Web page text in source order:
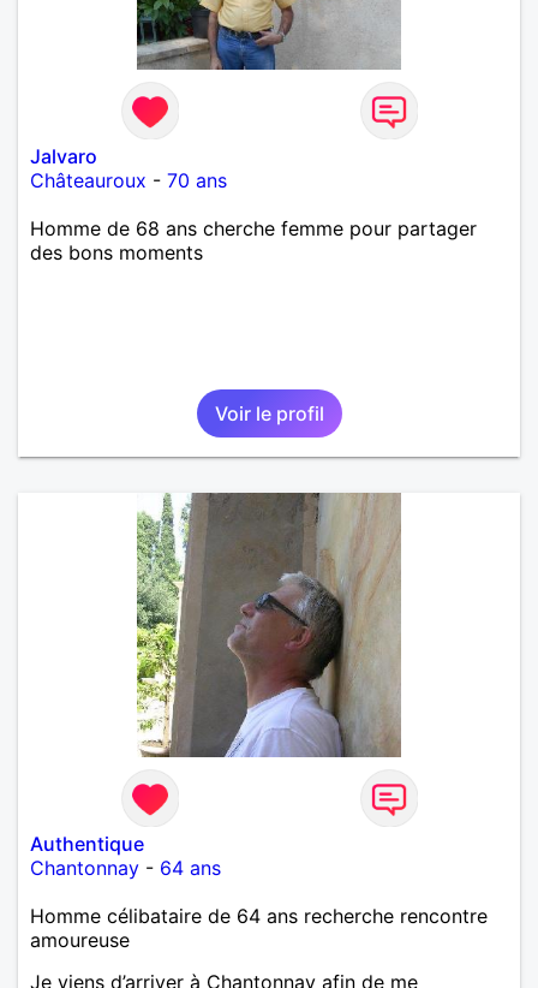
Jalvaro
Châteauroux - 70 ans
Homme de 68 ans cherche femme pour partager
des bons moments
Voir le profil
Authentique
Chantonnay - 64 ans
Homme célibataire de 64 ans recherche rencontre
amoureuse
Je viens d’arriver à Chantonnay afin de me